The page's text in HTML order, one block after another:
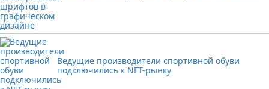
Ведущие производители спортивной обуви
подключились к NFT-рынку